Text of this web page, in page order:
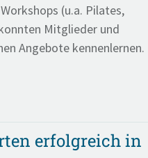
(u.a. Pilates,
Mitglieder und
Angebote kennenlernen.
erfolgreich in